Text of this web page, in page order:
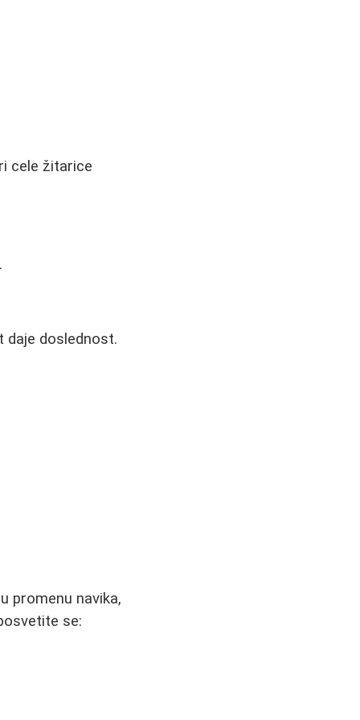
cele žitarice
daje doslednost.
promenu navika,
se: